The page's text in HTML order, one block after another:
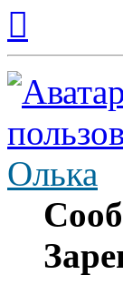
началу
Олька